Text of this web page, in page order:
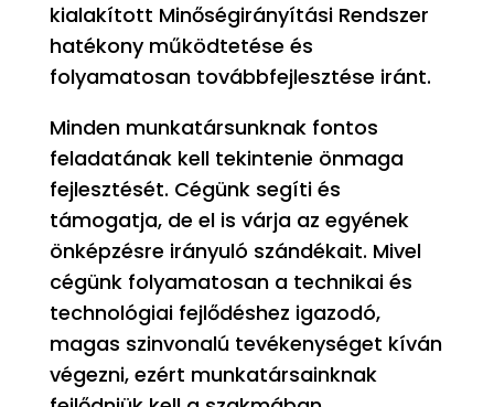
kialakított Minőségirányítási Rendszer
hatékony működtetése és
folyamatosan továbbfejlesztése iránt.
Minden munkatársunknak fontos
feladatának kell tekintenie önmaga
fejlesztését. Cégünk segíti és
támogatja, de el is várja az egyének
önképzésre irányuló szándékait. Mivel
cégünk folyamatosan a technikai és
technológiai fejlődéshez igazodó,
magas szinvonalú tevékenységet kíván
végezni, ezért munkatársainknak